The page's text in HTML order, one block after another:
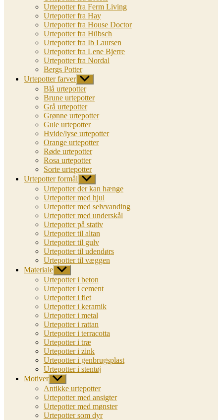
Urtepotter fra Ferm Living
Urtepotter fra Hay
Urtepotter fra House Doctor
Urtepotter fra Hübsch
Urtepotter fra Ib Laursen
Urtepotter fra Lene Bjerre
Urtepotter fra Nordal
Bergs Potter
Urtepotter farver Vis
undermenu
Blå urtepotter
Brune urtepotter
Grå urtepotter
Grønne urtepotter
Gule urtepotter
Hvide/lyse urtepotter
Orange urtepotter
Røde urtepotter
Rosa urtepotter
Sorte urtepotter
Urtepotter formål Vis
undermenu
Urtepotter der kan hænge
Urtepotter med hjul
Urtepotter med selvvanding
Urtepotter med underskål
Urtepotter på stativ
Urtepotter til altan
Urtepotter til gulv
Urtepotter til udendørs
Urtepotter til væggen
Materiale Vis
undermenu
Urtepotter i beton
Urtepotter i cement
Urtepotter i flet
Urtepotter i keramik
Urtepotter i metal
Urtepotter i rattan
Urtepotter i terracotta
Urtepotter i træ
Urtepotter i zink
Urtepotter i genbrugsplast
Urtepotter i stentøj
Motiver Vis
undermenu
Antikke urtepotter
Urtepotter med ansigter
Urtepotter med mønster
Urtepotter som dyr